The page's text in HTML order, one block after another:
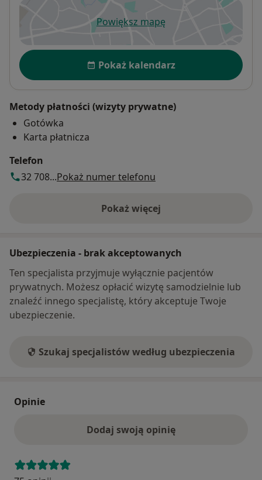
Powiększ mapęotwiera się w nowej karcie
Dostępność
Pokaż kalendarz
Metody płatności (wizyty prywatne)
Gotówka
Karta płatnicza
Telefon
32 708...Pokaż numer telefonu
Pokaż więcej
o adresie
Ubezpieczenia - brak akceptowanych
Ten specjalista przyjmuje wyłącznie pacjentów
prywatnych. Możesz opłacić wizytę samodzielnie lub
znaleźć innego specjalistę, który akceptuje Twoje
ubezpieczenie.
Szukaj specjalistów według ubezpieczenia
Opinie
Dodaj swoją opinię